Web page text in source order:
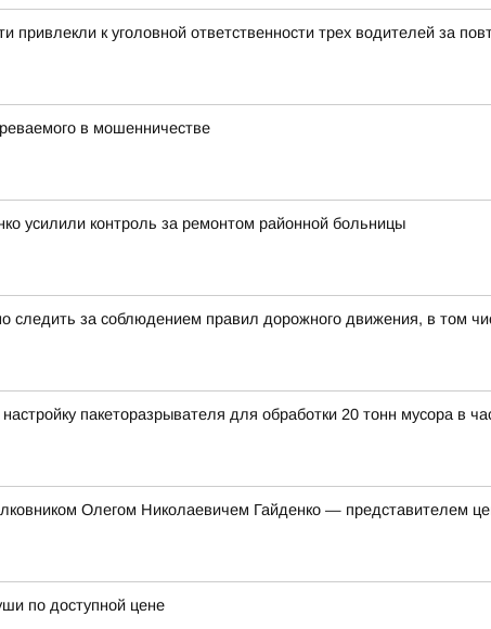
привлекли к уголовной ответственности трех водителей за
в мошенничестве
усилили контроль за ремонтом районной больницы
следить за соблюдением правил дорожного движения, в том
пакеторазрывателя для обработки 20 тонн мусора в
Олегом Николаевичем Гайденко — представителем
по доступной цене